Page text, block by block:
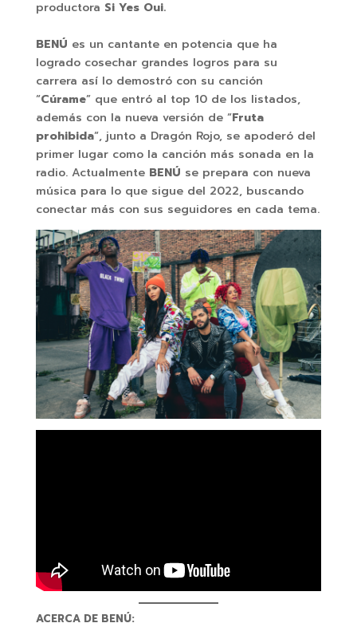
productora Si Yes Oui.
BENÚ es un cantante en potencia que ha
logrado cosechar grandes logros para su
carrera así lo demostró con su canción
“Cúrame” que entró al top 10 de los listados,
además con la nueva versión de “Fruta
prohibida“, junto a Dragón Rojo, se apoderó del
primer lugar como la canción más sonada en la
radio. Actualmente BENÚ se prepara con nueva
música para lo que sigue del 2022, buscando
conectar más con sus seguidores en cada tema.
ACERCA DE BENÚ: